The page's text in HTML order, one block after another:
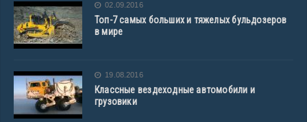
02.09.2016
Топ-7 самых больших и тяжелых бульдозеров
в мире
19.08.2016
Классные вездеходные автомобили и
грузовики